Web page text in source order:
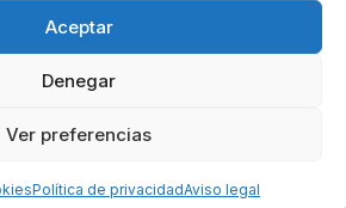
Aceptar
Denegar
Ver preferencias
Política de privacidadAviso legal